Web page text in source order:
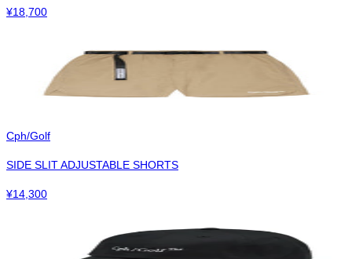
¥18,700
Cph/Golf
SIDE SLIT ADJUSTABLE SHORTS
¥14,300